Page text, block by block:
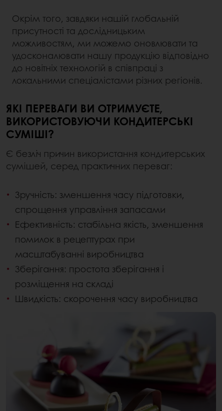
Окрім того, завдяки нашій глобальній
присутності та дослідницьким
можливостям, ми можемо оновлювати та
удосконалювати нашу продукцію відповідно
до новітніх технологій в співпраці з
локальними спеціалістами різних регіонів.
ЯКІ ПЕРЕВАГИ ВИ ОТРИМУЄТЕ,
ВИКОРИСТОВУЮЧИ КОНДИТЕРСЬКІ
СУМІШІ?
Є безліч причин використання кондитерських
сумішей, серед практичних переваг:
Зручність: зменшення часу підготовки,
спрощення управління запасами
Ефективність: стабільна якість, зменшення
помилок в рецептурах при
масштабуванні виробництва
Зберігання: простота зберігання і
розміщення на складі
Швидкість: скорочення часу виробництва